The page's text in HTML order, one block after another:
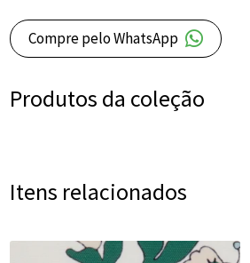
Compre pelo WhatsApp
Produtos da coleção
Itens relacionados